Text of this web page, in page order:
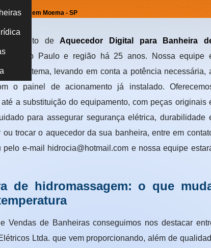
em Moema - SP
deAquecedor Digital para Banheira
São Paulo e região há 25 anos. Nossa equipe
sistema, levando em conta a potência necessária,
o painel de acionamento já instalado.
a substituição do equipamento, com peças originais
para assegurar segurança elétrica, durabilidade
trocar o aquecedor da sua banheira, entre em
e-mail hidrocia@hotmail.com e nossa equipe
de hidromassagem: o que
Vendas de Banheiras conseguimos nos destacar
Ltda. que vem proporcionando, além de